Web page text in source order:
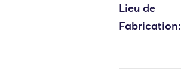
Lieu de
Fabrication: